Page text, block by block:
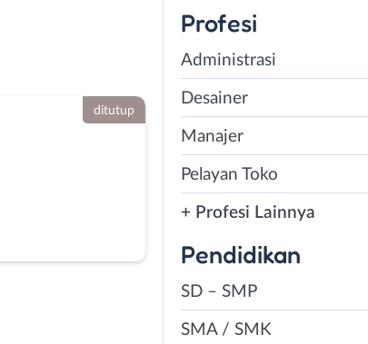
ditutup
Profesi
Administrasi
Desainer
Manajer
Pelayan Toko
+ Profesi Lainnya
Pendidikan
SD – SMP
SMA / SMK